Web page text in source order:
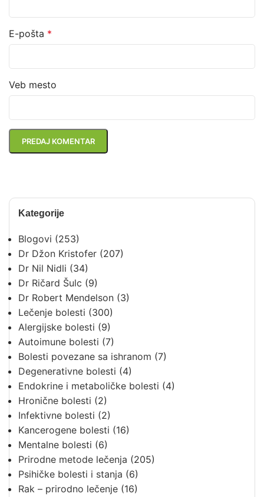
Kategorije
Blogovi (253)
Dr Džon Kristofer (207)
Dr Nil Nidli (34)
Dr Ričard Šulc (9)
Dr Robert Mendelson (3)
Lečenje bolesti (300)
Alergijske bolesti (9)
Autoimune bolesti (7)
Bolesti povezane sa ishranom (7)
Degenerativne bolesti (4)
Endokrine i metaboličke bolesti (4)
Hronične bolesti (2)
Infektivne bolesti (2)
Kancerogene bolesti (16)
Mentalne bolesti (6)
Prirodne metode lečenja (205)
Psihičke bolesti i stanja (6)
Rak – prirodno lečenje (16)
E-pošta *
Veb mesto